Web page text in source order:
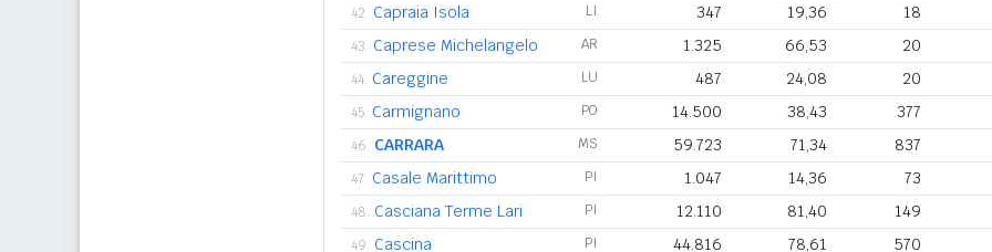
42. Capraia Isola LI 347 19,36 18
43. Caprese Michelangelo AR 1.325 66,53 20
44. Careggine LU 487 24,08 20
45. Carmignano PO 14.500 38,43 377
46. CARRARA MS 59.723 71,34 837
47. Casale Marittimo PI 1.047 14,36 73
48. Casciana Terme Lari PI 12.110 81,40 149
49. Cascina PI 44.816 78,61 570